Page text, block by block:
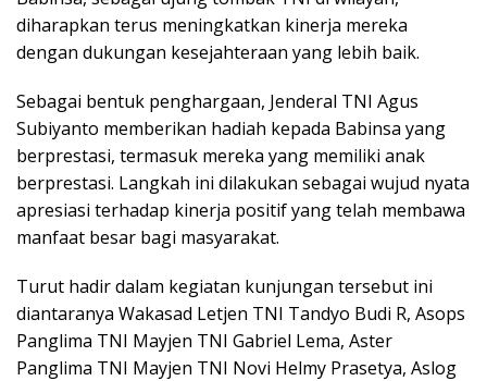
diharapkan terus meningkatkan kinerja mereka
dengan dukungan kesejahteraan yang lebih baik.
Sebagai bentuk penghargaan, Jenderal TNI Agus
Subiyanto memberikan hadiah kepada Babinsa yang
berprestasi, termasuk mereka yang memiliki anak
berprestasi. Langkah ini dilakukan sebagai wujud nyata
apresiasi terhadap kinerja positif yang telah membawa
manfaat besar bagi masyarakat.
Turut hadir dalam kegiatan kunjungan tersebut ini
diantaranya Wakasad Letjen TNI Tandyo Budi R, Asops
Panglima TNI Mayjen TNI Gabriel Lema, Aster
Panglima TNI Mayjen TNI Novi Helmy Prasetya, Aslog